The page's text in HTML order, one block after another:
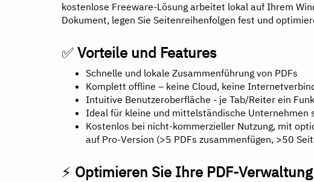
kostenlose Freeware-Lösung arbeitet lokal auf Ihrem
Dokument, legen Sie Seitenreihenfolgen fest und
✅Vorteile und Features
Schnelle und lokale Zusammenführung von PDFs
Komplett offline – keine Cloud, keine
Intuitive Benutzeroberfläche - je Tab/Reiter ein
Ideal für kleine und mittelständische Unternehmen
Kostenlos bei nicht-kommerzieller Nutzung, mit
auf Pro-Version (>5 PDFs zusammenfügen, >50
⚡ Optimieren Sie Ihre PDF-Verwaltung